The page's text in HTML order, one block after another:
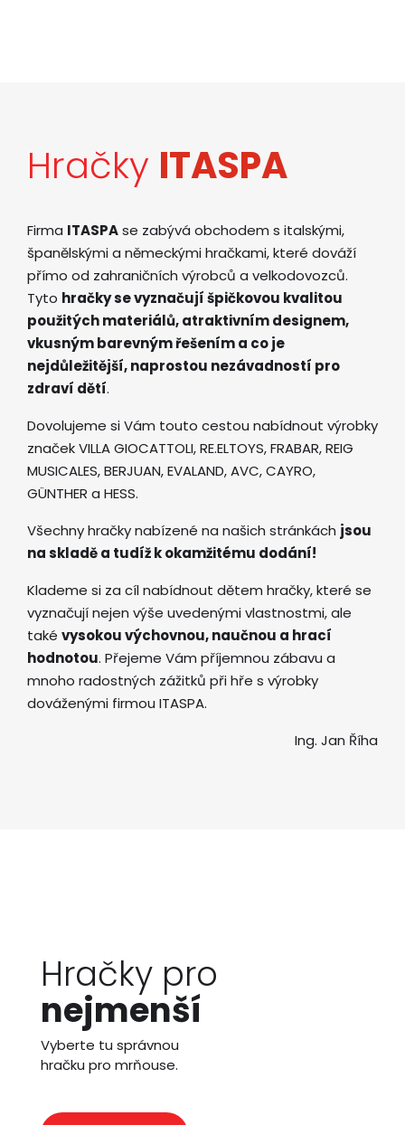
Hračky ITASPA
Firma ITASPAse zabývá obchodem s italskými,
španělskými a německými hračkami, které dováží
přímo od zahraničních výrobců a velkodovozců.
Tyto hračky se vyznačují špičkovou kvalitou
použitých materiálů, atraktivním designem,
vkusným barevným řešením a co je
nejdůležitější, naprostou nezávadností pro
zdraví dětí.
Dovolujeme si Vám touto cestou nabídnout výrobky
značek VILLA GIOCATTOLI, RE.ELTOYS, FRABAR, REIG
MUSICALES, BERJUAN, EVALAND, AVC, CAYRO,
GÜNTHER a HESS.
Všechny hračky nabízené na našich stránkách jsou
na skladě a tudíž k okamžitému dodání!
Klademe si za cíl nabídnout dětem hračky, které se
vyznačují nejen výše uvedenými vlastnostmi, ale
také vysokou výchovnou, naučnou a hrací
hodnotou. Přejeme Vám příjemnou zábavu a
mnoho radostných zážitků při hře s výrobky
dováženými firmou ITASPA.
Ing. Jan Říha
Hračky pro
nejmenší
Vyberte tu správnou
hračku pro mrňouse.